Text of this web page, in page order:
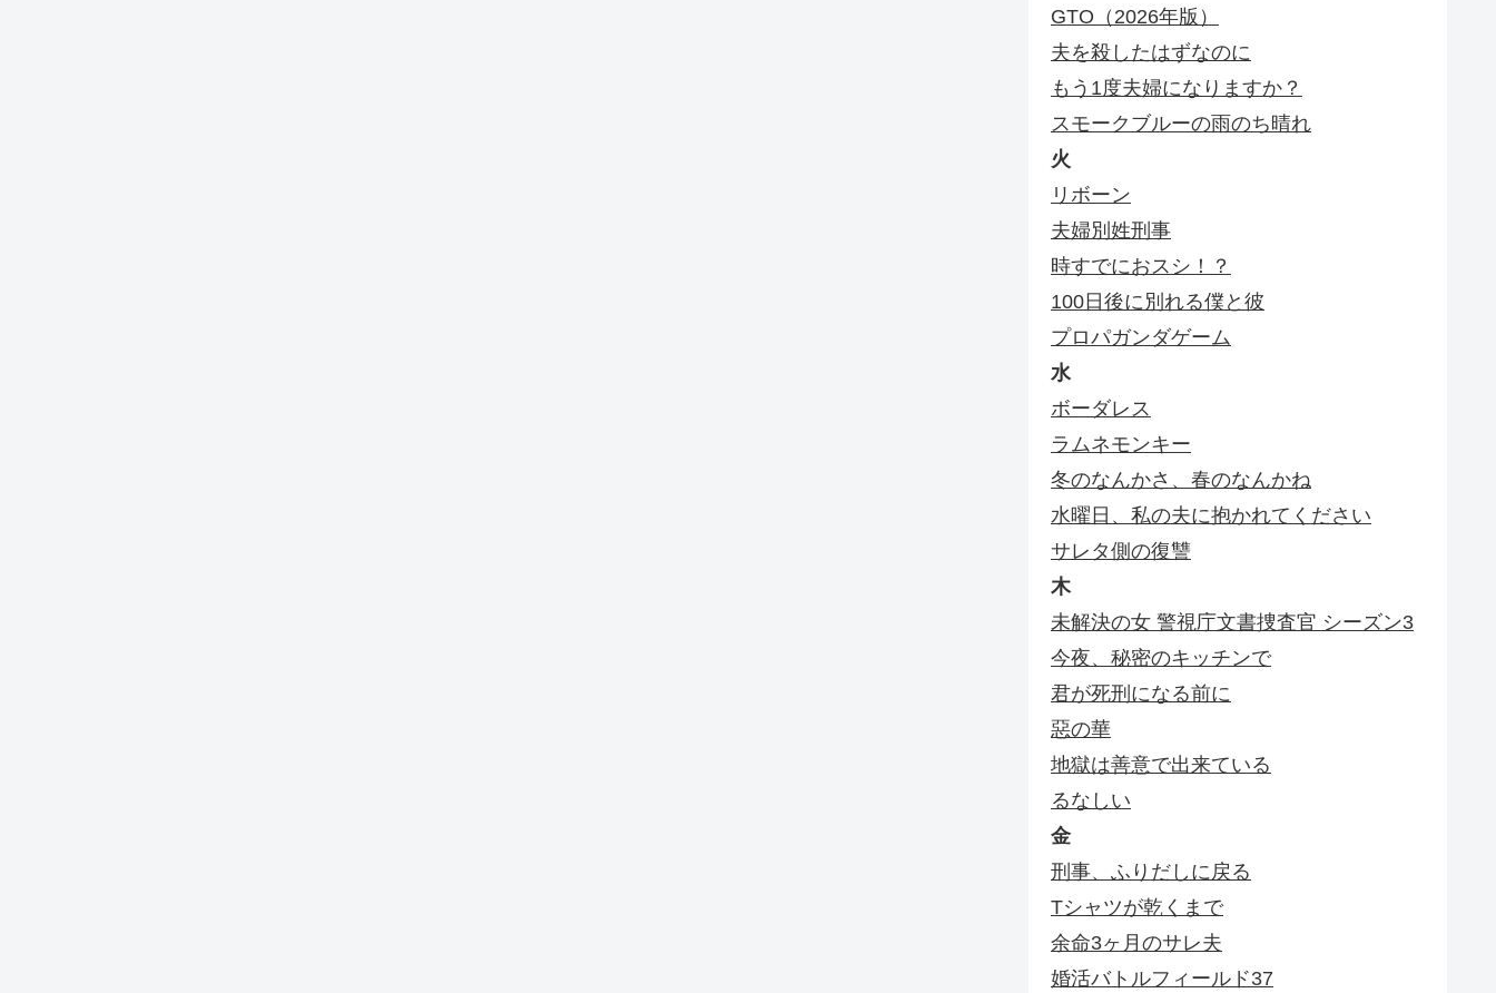
GTO（2026年版）
夫を殺したはずなのに
もう1度夫婦になりますか？
スモークブルーの雨のち晴れ
火
リボーン
夫婦別姓刑事
時すでにおスシ！？
100日後に別れる僕と彼
プロパガンダゲーム
水
ボーダレス
ラムネモンキー
冬のなんかさ、春のなんかね
水曜日、私の夫に抱かれてください
サレタ側の復讐
木
未解決の女 警視庁文書捜査官 シーズン3
今夜、秘密のキッチンで
君が死刑になる前に
惡の華
地獄は善意で出来ている
るなしい
金
刑事、ふりだしに戻る
Tシャツが乾くまで
余命3ヶ月のサレ夫
婚活バトルフィールド37